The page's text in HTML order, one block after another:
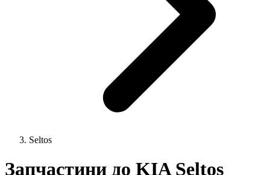
Seltos
Запчастини до KIA Seltos